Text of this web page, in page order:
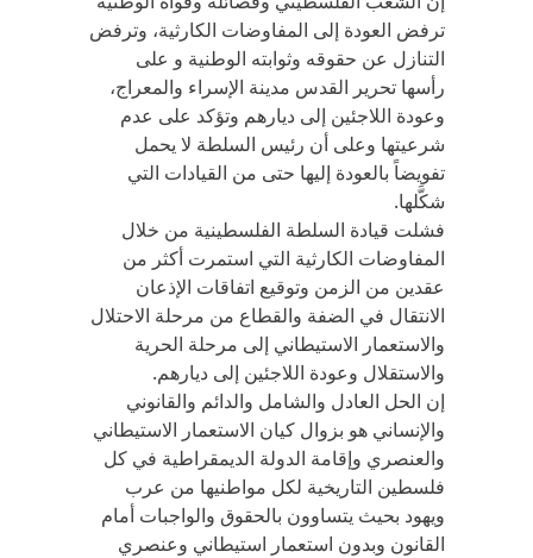
ترفض العودة إلى المفاوضات الكارثية، وترفض
التنازل عن حقوقه وثوابته الوطنية و على
رأسها تحرير القدس مدينة الإسراء والمعراج،
وعودة اللاجئين إلى ديارهم وتؤكد على عدم
شرعيتها وعلى أن رئيس السلطة لا يحمل
تفويضاً بالعودة إليها حتى من القيادات التي
شكَّلها.
فشلت قيادة السلطة الفلسطينية من خلال
المفاوضات الكارثية التي استمرت أكثر من
عقدين من الزمن وتوقيع اتفاقات الإذعان
الانتقال في الضفة والقطاع من مرحلة الاحتلال
والاستعمار الاستيطاني إلى مرحلة الحرية
والاستقلال وعودة اللاجئين إلى ديارهم.
إن الحل العادل والشامل والدائم والقانوني
والإنساني هو بزوال كيان الاستعمار الاستيطاني
والعنصري وإقامة الدولة الديمقراطية في كل
فلسطين التاريخية لكل مواطنيها من عرب
ويهود بحيث يتساوون بالحقوق والواجبات أمام
القانون وبدون استعمار استيطاني وعنصري